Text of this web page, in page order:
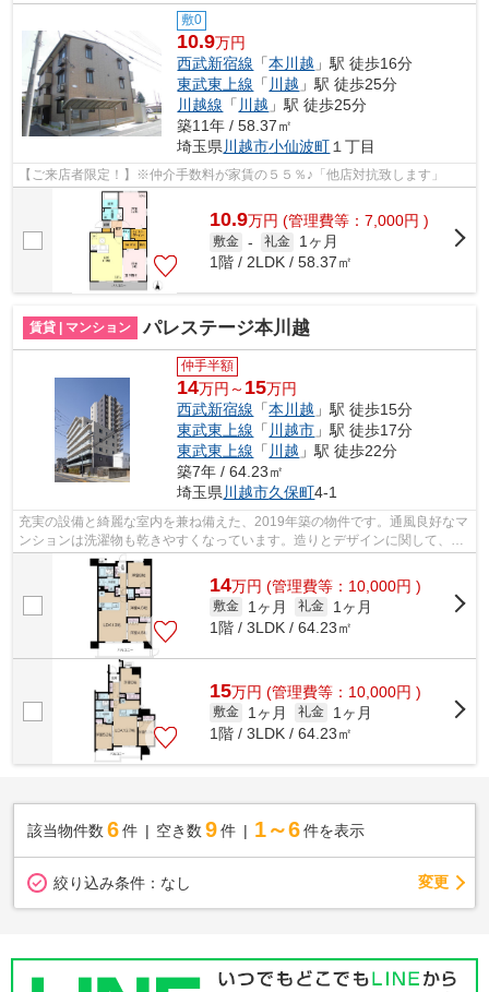
敷0
10.9万円
西武新宿線 「本川越 」駅 徒歩16分
東武東上線 「 川越 」駅 徒歩25分
川越線 「 川越 」駅 徒歩25分
築11年 / 58.37㎡
埼玉県 川越市小仙波町 １丁目
【ご来店者限定！】※仲介手数料が家賃の５５％♪「他店対抗致します」
10.9万円 (管理費等：7,000円 )
敷金 - 礼金
1ヶ月
1階 / 2LDK / 58.37㎡
賃貸 | マンション パレステージ本川越
仲手半額
14万円～ 15万円
西武新宿線 「本川越 」駅 徒歩15分
東武東上線 「 川越市 」駅 徒歩17分
東武東上線 「 川越 」駅 徒歩22分
築7年 / 64.23㎡
埼玉県川越市久保町4-1
充実の設備と綺麗な室内を兼ね備えた、2019年築の物件です。通風良好なマ
ンションは洗濯物も乾きやすくなっています。造りとデザインに関して、自
信をもって情報を提供できるマンショ...
14万円 (管理費等：10,000円 )
敷金 1ヶ月 礼金
1ヶ月
1階 / 3LDK / 64.23㎡
15万円 (管理費等：10,000円 )
敷金 1ヶ月 礼金
1ヶ月
1階 / 3LDK / 64.23㎡
該当物件数 6件 空き数 9 件 1～6 件を表示
絞り込み条件： なし 変更